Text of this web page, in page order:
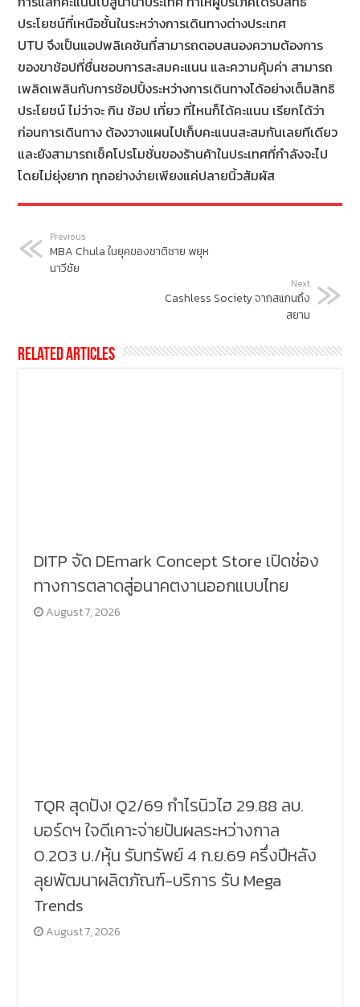
ประโยชน์ที่เหนือชั้นในระหว่างการเดินทางต่างประเทศ
UTU จึงเป็นแอปพลิเคชันที่สามารถตอบสนองความต้องการ
ของขาช้อปที่ชื่นชอบการสะสมคะแนน และความคุ้มค่า สามารถ
เพลิดเพลินกับการช้อปปิ้งระหว่างการเดินทางได้อย่างเต็มสิทธิ
ประโยชน์ ไม่ว่าจะ กิน ช้อป เที่ยว ที่ไหนก็ได้คะแนน เรียกได้ว่า
ก่อนการเดินทาง ต้องวางแผนไปเก็บคะแนนสะสมกันเลยทีเดียว
และยังสามารถเช็คโปรโมชั่นของร้านค้าในประเทศที่กำลังจะไป
โดยไม่ยุ่งยาก ทุกอย่างง่ายเพียงแค่ปลายนิ้วสัมผัส
Previous
MBA Chula ในยุคของชาติชาย พยุห
นาวีชัย
Next
Cashless Society จากสแกนถึง
สยาม
Related Articles
DITP จัด DEmark Concept Store เปิดช่อง
ทางการตลาดสู่อนาคตงานออกแบบไทย
August 7, 2026
TQR สุดปัง! Q2/69 กำไรนิวไฮ 29.88 ลบ.
บอร์ดฯ ใจดีเคาะจ่ายปันผลระหว่างกาล
0.203 บ./หุ้น รับทรัพย์ 4 ก.ย.69 ครึ่งปีหลัง
ลุยพัฒนาผลิตภัณฑ์-บริการ รับ Mega
Trends
August 7, 2026